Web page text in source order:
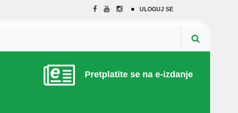
ULOGUJ SE
Pretplatite se na e-izdanje